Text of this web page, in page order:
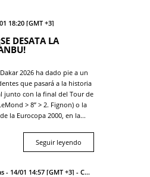
18:20 [GMT +3]
DESATA LA
2026 ha dado pie a un
que pasará a la historia
junto con la final del Tour de
> 8’’ > 2. Fignon) o la
la Eurocopa 2000, en la...
Seguir leyendo
14/01 14:57 [GMT +3] - Coche